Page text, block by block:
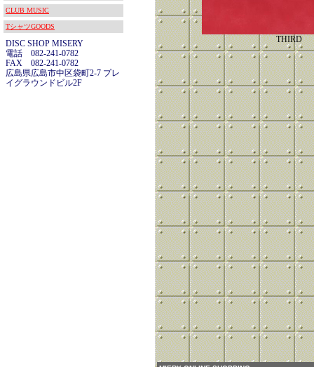
CLUB MUSIC
TシャツGOODS
DISC SHOP MISERY
電話 082-241-0782
FAX 082-241-0782
広島県広島市中区袋町2-7 プレ
イグラウンドビル2F
THIRD